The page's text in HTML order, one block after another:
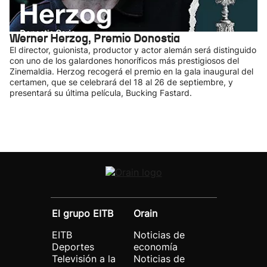
Werner Herzog, Premio Donostia
El director, guionista, productor y actor alemán será distinguido
con uno de los galardones honoríficos más prestigiosos del
Zinemaldia. Herzog recogerá el premio en la gala inaugural del
certamen, que se celebrará del 18 al 26 de septiembre, y
presentará su última película, Bucking Fastard.
El grupo EITB
EITB
Deportes
Televisión a la
Orain
Noticias de
economía
Noticias de